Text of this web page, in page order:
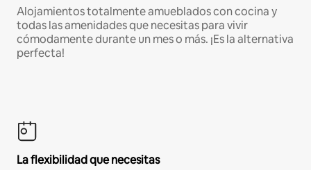
Alojamientos totalmente amueblados con cocina y
todas las amenidades que necesitas para vivir
cómodamente durante un mes o más. ¡Es la alternativa
perfecta!
La flexibilidad que necesitas